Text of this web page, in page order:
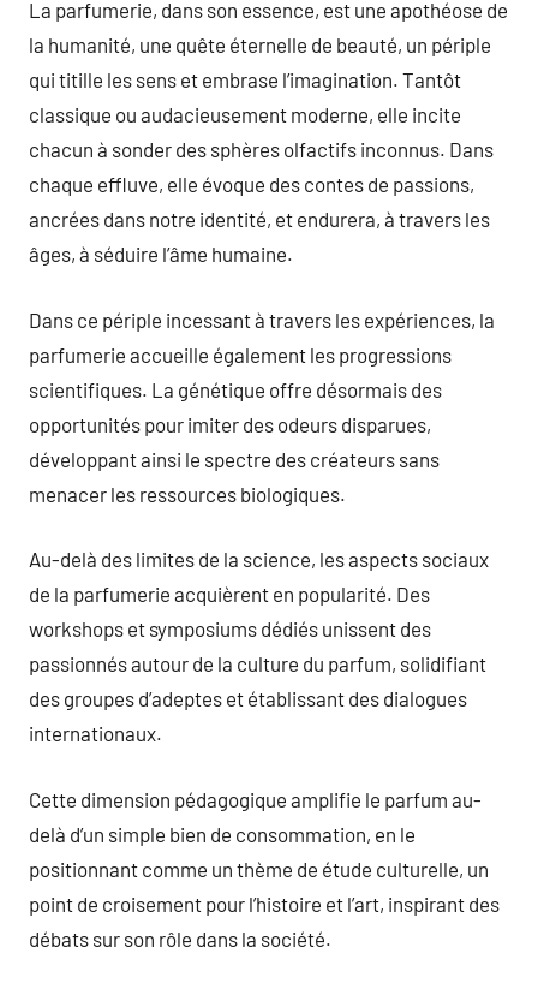
La parfumerie, dans son essence, est une apothéose de
la humanité, une quête éternelle de beauté, un périple
qui titille les sens et embrase l’imagination. Tantôt
classique ou audacieusement moderne, elle incite
chacun à sonder des sphères olfactifs inconnus. Dans
chaque effluve, elle évoque des contes de passions,
ancrées dans notre identité, et endurera, à travers les
âges, à séduire l’âme humaine.
Dans ce périple incessant à travers les expériences, la
parfumerie accueille également les progressions
scientifiques. La génétique offre désormais des
opportunités pour imiter des odeurs disparues,
développant ainsi le spectre des créateurs sans
menacer les ressources biologiques.
Au-delà des limites de la science, les aspects sociaux
de la parfumerie acquièrent en popularité. Des
workshops et symposiums dédiés unissent des
passionnés autour de la culture du parfum, solidifiant
des groupes d’adeptes et établissant des dialogues
internationaux.
Cette dimension pédagogique amplifie le parfum au-
delà d’un simple bien de consommation, en le
positionnant comme un thème de étude culturelle, un
point de croisement pour l’histoire et l’art, inspirant des
débats sur son rôle dans la société.